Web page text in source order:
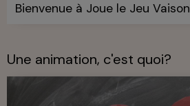
Bienvenue à Joue le Jeu Vaison
Une animation, c'est quoi?